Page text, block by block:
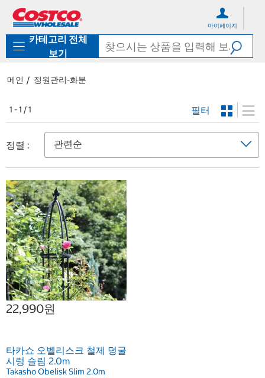
로
기
가
마이페이지
카테고리 전체
보기
메인 정원관리-화분
1 - 1 / 1 필터
정렬 :
22,990원
타카쇼 오벨리스크 철제 덩굴
시렁 슬림 2.0m
Takasho Obelisk Slim 2.0m